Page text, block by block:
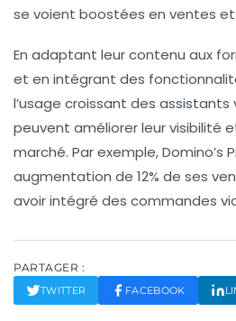
se voient boostées en ventes
En adaptant leur contenu aux
et en intégrant des
l’usage croissant des assistants
peuvent améliorer leur visibilité
marché. Par exemple, Domino’s
augmentation de 12% de ses
avoir intégré des commandes
PARTAGER :
TWITTER FACEBOOK